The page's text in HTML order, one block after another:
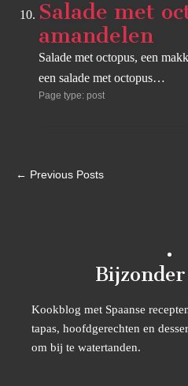
Salade met
amandelen
Salade met octopus, een
een salade met octopus…
Page type: post
← Previous Posts
Bijzonder
Kookblog met Spaanse
tapas, hoofdgerechten en
om bij te watertanden.